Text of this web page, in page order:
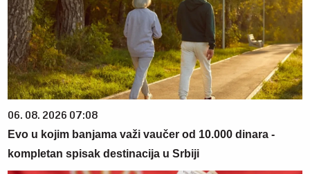
06. 08. 2026 07:08
Evo u kojim banjama važi vaučer od 10.000 dinara -
kompletan spisak destinacija u Srbiji